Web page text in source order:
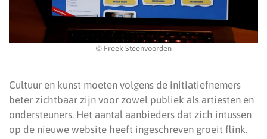
© Freek Steenvoorden
Cultuur en kunst moeten volgens de initiatiefnemers
beter zichtbaar zijn voor zowel publiek als artiesten en
ondersteuners. Het aantal aanbieders dat zich intussen
op de nieuwe website heeft ingeschreven groeit flink.